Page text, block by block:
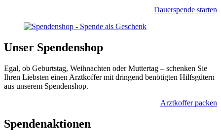
Dauerspende starten
Unser Spendenshop
Egal, ob Geburtstag, Weihnachten oder Mutter­tag – schenken Sie
Ihren Liebsten einen Arzt­koffer mit dringend benötigten Hilfs­gütern
aus unserem Spenden­shop.
Arztkoffer packen
Spenden­aktionen